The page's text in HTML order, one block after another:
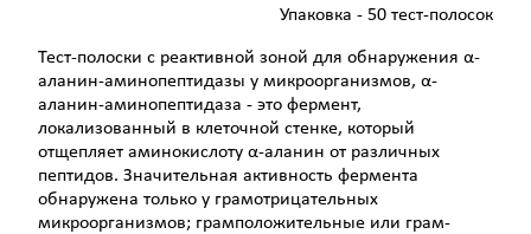
Упаковка - 50 тест-полосок
Тест-полоски с реактивной зоной для обнаружения α-
аланин-аминопептидазы у микроорганизмов, α-
аланин-аминопептидаза - это фермент,
локализованный в клеточной стенке, который
отщепляет аминокислоту α-аланин от различных
пептидов. Значительная активность фермента
обнаружена только у грамотрицательных
микроорганизмов; грамположительные или грам-